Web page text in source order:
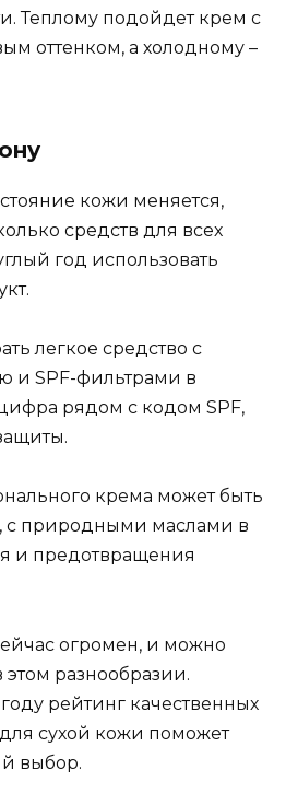
Теплому подойдет крем с
оттенком, а холодному –
кожи меняется,
средств для всех
год использовать
легкое средство с
и SPF-фильтрами в
рядом с кодом SPF,
крема может быть
с природными маслами в
и предотвращения
огромен, и можно
этом разнообразии.
рейтинг качественных
сухой кожи поможет
выбор.